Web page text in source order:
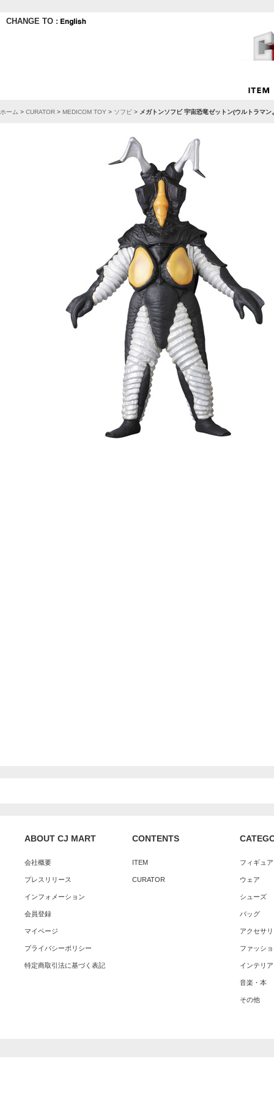
CHANGE TO :
ホーム > CURATOR > MEDICOM TOY > ソフビ > メガトンソフビ 宇宙恐竜ゼットン(ウルトラマ
ABOUT CJ MART
会社概要
プレスリリース
インフォメーション
会員登録
マイページ
プライバシーポリシー
特定商取引法に基づく表記
CONTENTS
ITEM
CURATOR
フィギュ
ウェア
シューズ
バッグ
アクセサ
ファッシ
インテリア
音楽・本
その他